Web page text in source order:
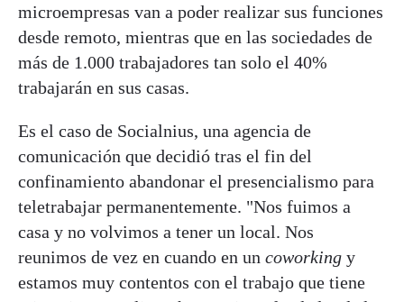
microempresas van a poder realizar sus funciones
desde remoto, mientras que en las sociedades de
más de 1.000 trabajadores tan solo el 40%
trabajarán en sus casas.
Es el caso de Socialnius, una agencia de
comunicación que decidió tras el fin del
confinamiento abandonar el presencialismo para
teletrabajar permanentemente. "Nos fuimos a
casa y no volvimos a tener un local. Nos
reunimos de vez en cuando en un coworking y
estamos muy contentos con el trabajo que tiene